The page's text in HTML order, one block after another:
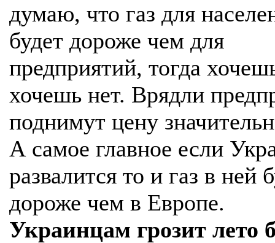
думаю, что газ для
будет дороже чем для
предприятий, тогда
хочешь нет. Врядли
поднимут цену
А самое главное если
развалится то и газ в ней
дороже чем в Европе.
Украинцам грозит лето